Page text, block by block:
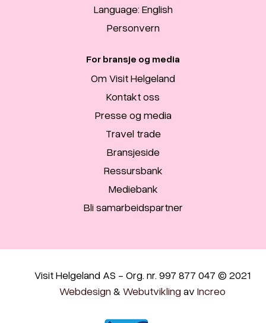
Language: English
Personvern
For bransje og media
Om Visit Helgeland
Kontakt oss
Presse og media
Travel trade
Bransjeside
Ressursbank
Mediebank
Bli samarbeidspartner
Visit Helgeland AS - Org. nr. 997 877 047 © 2021
Webdesign & Webutvikling av Increo